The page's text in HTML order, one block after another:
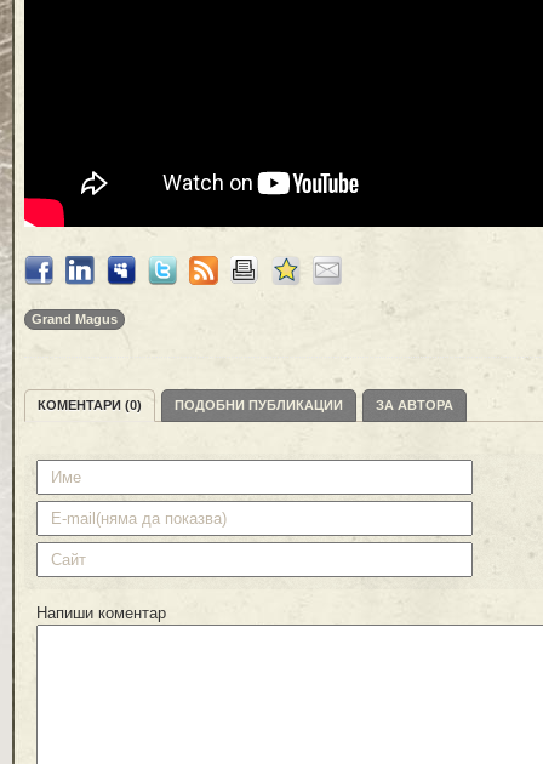
Grand Magus
КОМЕНТАРИ (0) ПОДОБНИ ПУБЛИКАЦИИ ЗА АВТОРА
Напиши коментар